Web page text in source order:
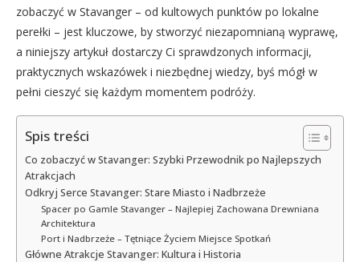
zobaczyć w Stavanger – od kultowych punktów po lokalne
perełki – jest kluczowe, by stworzyć niezapomnianą wyprawę,
a niniejszy artykuł dostarczy Ci sprawdzonych informacji,
praktycznych wskazówek i niezbędnej wiedzy, byś mógł w
pełni cieszyć się każdym momentem podróży.
Spis treści
Co zobaczyć w Stavanger: Szybki Przewodnik po Najlepszych
Atrakcjach
Odkryj Serce Stavanger: Stare Miasto i Nadbrzeże
Spacer po Gamle Stavanger – Najlepiej Zachowana Drewniana
Architektura
Port i Nadbrzeże – Tętniące Życiem Miejsce Spotkań
Główne Atrakcje Stavanger: Kultura i Historia